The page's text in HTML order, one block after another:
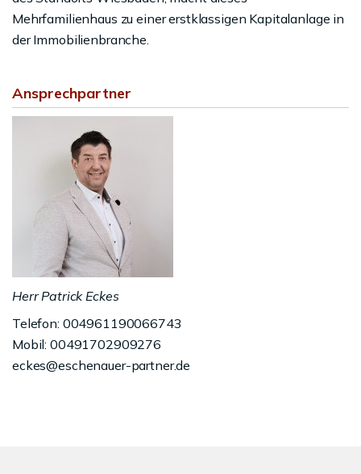
Mehrfamilienhaus zu einer erstklassigen Kapitalanlage in
der Immobilienbranche.
Ansprechpartner
Herr Patrick Eckes
Telefon: 004961190066743
Mobil: 00491702909276
eckes@eschenauer-partner.de